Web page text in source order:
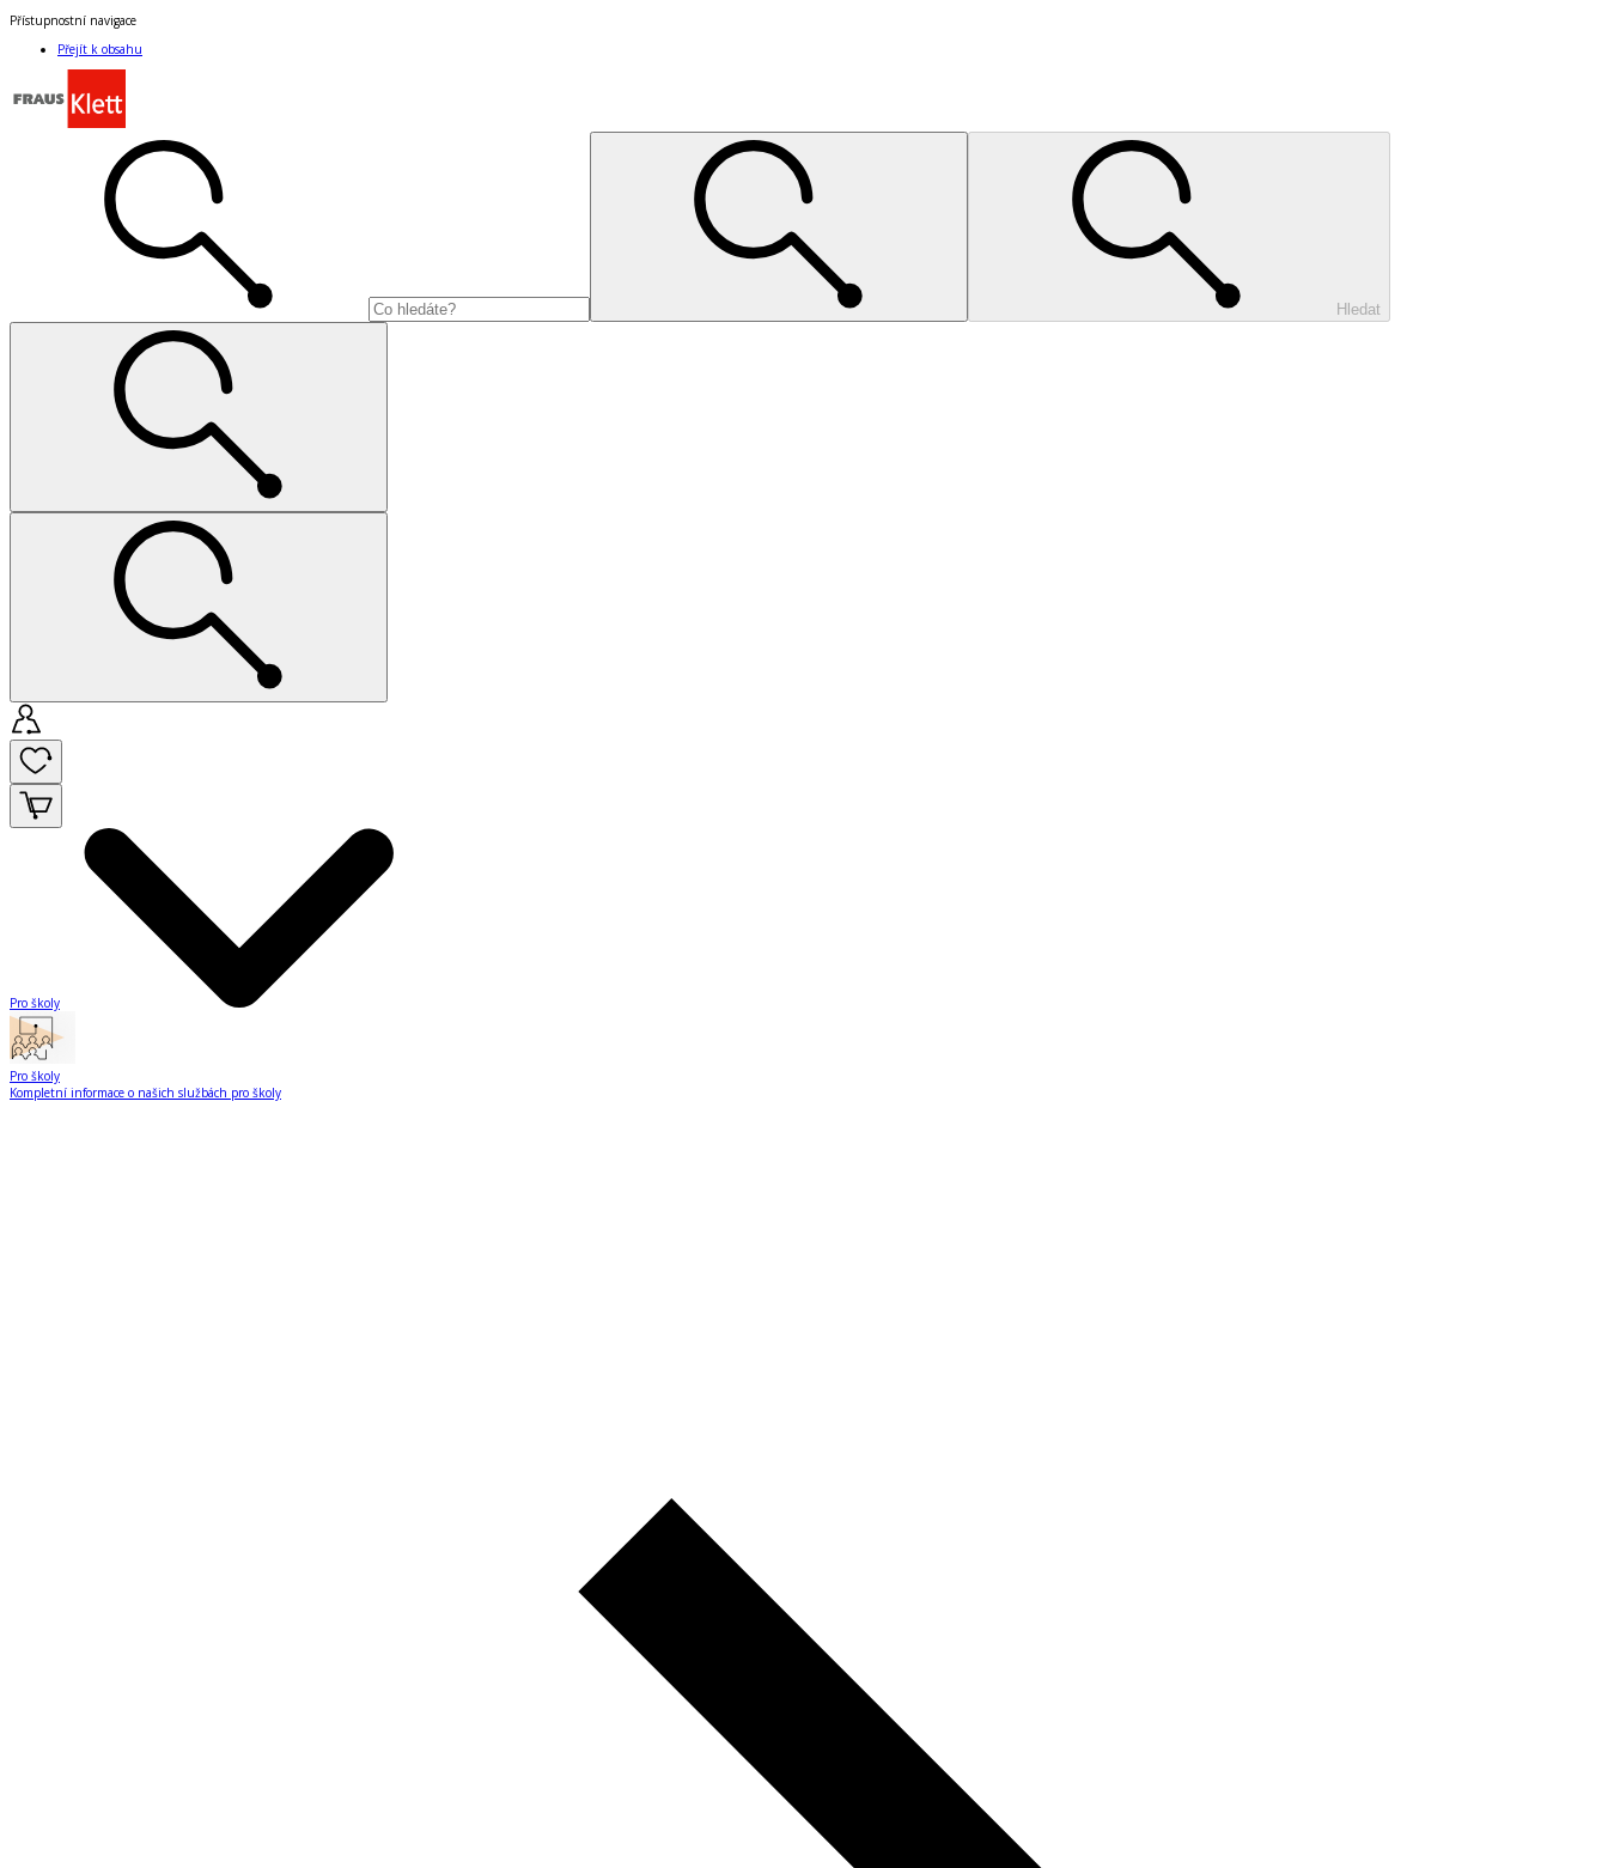
Přístupnostní navigace
Přejít k obsahu
Hledat
Pro školy
Pro školy
Kompletní informace o našich službách pro školy